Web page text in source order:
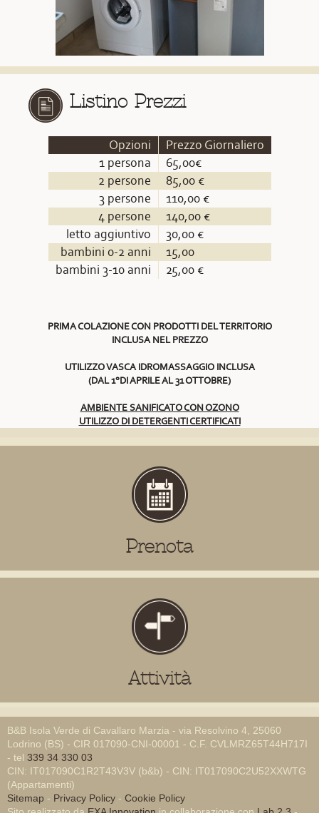
Listino Prezzi
Opzioni
Prezzo Giornaliero
1 persona
65,00€
2 persone
85,00 €
3 persone
110,00 €
4 persone
140,00 €
letto aggiuntivo
30,00 €
bambini 0-2 anni
15,00
bambini 3-10 anni
25,00 €
PRIMA COLAZIONE CON PRODOTTI DEL TERRITORIO
INCLUSA NEL PREZZO
UTILIZZO VASCA IDROMASSAGGIO INCLUSA
(DAL 1°DI APRILE AL 31 OTTOBRE)
AMBIENTE SANIFICATO CON OZONO
UTILIZZO DI DETERGENTI CERTIFICATI
Prenota
Attività
B&B Isola Verde di Cavallaro Marzia - via Resolvino 4, 25060
Lodrino (BS) - CIR 017090-CNI-00001 - C.F. CVLMRZ65T44H717I
- tel 339 34 330 03
CIN: IT017090C1R2T43V3V (b&b) - CIN: IT017090C2U52XXWTG
(Appartamenti)
Sitemap - Privacy Policy - Cookie Policy